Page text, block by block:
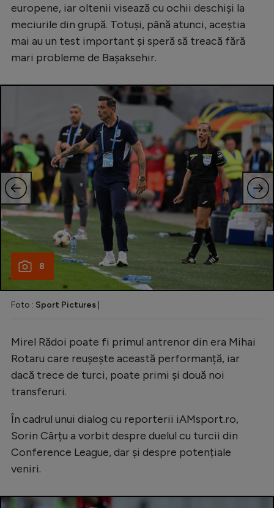
europene, iar oltenii visează cu ochii deschiși la
meciurile din grupă. Totuși, până atunci, aceștia
mai au un test important și speră să treacă fără
mari probleme de Bașaksehir.
8
Foto : Sport Pictures
Mirel Rădoi poate fi primul antrenor din era Mihai
Rotaru care reușește această performanță, iar
dacă trece de turci, poate primi și două noi
transferuri.
În cadrul unui dialog cu reporterii iAMsport.ro,
Sorin Cârțu a vorbit despre duelul cu turcii din
Conference League, dar și despre potențiale
veniri.